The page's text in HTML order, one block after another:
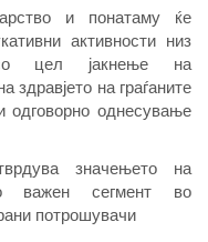
и понатаму ќе
активности низ
цел јакнење на
здравјето на граѓаните
однесување
значењето на
важен сегмент во
потрошувачи